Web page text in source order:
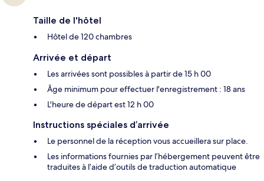
Taille de l'hôtel
Hôtel de 120 chambres
Arrivée et départ
Les arrivées sont possibles à partir de 15 h 00
Âge minimum pour effectuer l'enregistrement : 18 ans
L'heure de départ est 12 h 00
Instructions spéciales d’arrivée
Le personnel de la réception vous accueillera sur place.
Les informations fournies par l’hébergement peuvent être
traduites à l’aide d’outils de traduction automatique